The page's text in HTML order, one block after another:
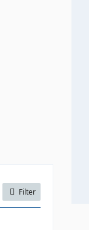
Filter